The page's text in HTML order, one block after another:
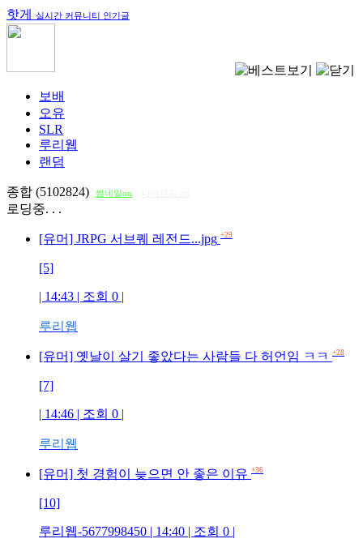
핫게 실시간 커뮤니티 인기글
보배
오유
SLR
루리웹
랜덤
종합 (5102824) 썸네일on
로딩중. . .
[유머] JRPG 서브퀘 레전드...jpg +29
[5]
| 14:43 | 조회 0 |
루리웹
[유머] 옛날이 살기 좋았다는 사람들 다 허언임 ㅋㅋ +28
[7]
| 14:46 | 조회 0 |
루리웹
[유머] 첫 경험이 늦으면 안 좋은 이유 +36
[10]
루리웹-5677998450 | 14:40 | 조회 0 |